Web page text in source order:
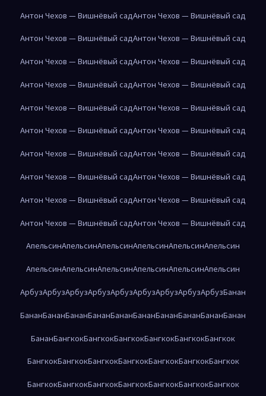
Антон Чехов — Вишнёвый садАнтон Чехов — Вишнёвый сад
Антон Чехов — Вишнёвый садАнтон Чехов — Вишнёвый сад
Антон Чехов — Вишнёвый садАнтон Чехов — Вишнёвый сад
Антон Чехов — Вишнёвый садАнтон Чехов — Вишнёвый сад
Антон Чехов — Вишнёвый садАнтон Чехов — Вишнёвый сад
Антон Чехов — Вишнёвый садАнтон Чехов — Вишнёвый сад
Антон Чехов — Вишнёвый садАнтон Чехов — Вишнёвый сад
Антон Чехов — Вишнёвый садАнтон Чехов — Вишнёвый сад
Антон Чехов — Вишнёвый садАнтон Чехов — Вишнёвый сад
Антон Чехов — Вишнёвый садАнтон Чехов — Вишнёвый сад
АпельсинАпельсинАпельсинАпельсинАпельсинАпельсин
АпельсинАпельсинАпельсинАпельсинАпельсинАпельсин
АрбузАрбузАрбузАрбузАрбузАрбузАрбузАрбузАрбузБанан
БананБананБананБананБананБананБананБананБананБанан
БананБангкокБангкокБангкокБангкокБангкокБангкок
БангкокБангкокБангкокБангкокБангкокБангкокБангкок
БангкокБангкокБангкокБангкокБангкокБангкокБангкок